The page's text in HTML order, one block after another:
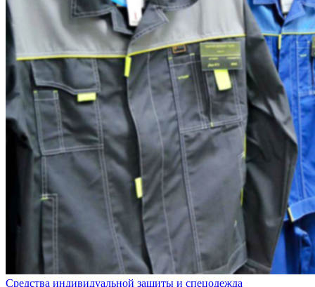
Средства индивидуальной защиты и спецодежда